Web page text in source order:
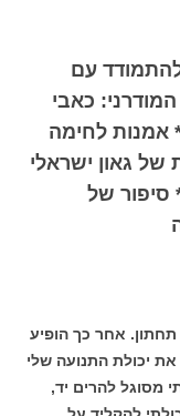
עם
כאבי
אמנות לחימה
של גאון ישראלי
סיפור של
אחר כך הופיע
יכולת התנועה שלי
מסוגל להרים יד,